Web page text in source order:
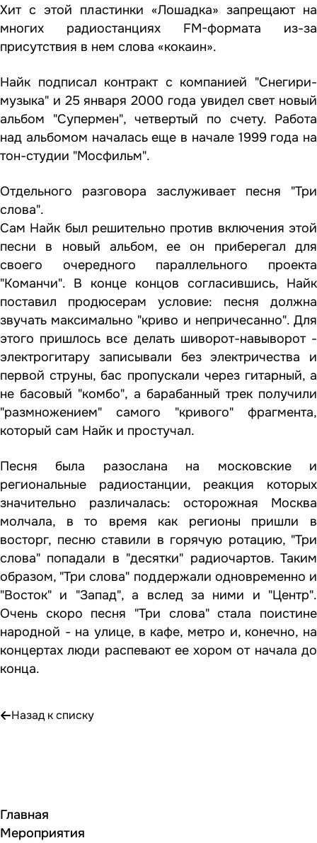
Хит с этой пластинки «Лошадка» запрещают на
многих радиостанциях FM-формата из-за
присутствия в нем слова «кокаин».
Найк подписал контракт с компанией "Снегири-
музыка" и 25 января 2000 года увидел свет новый
альбом "Супермен", четвертый по счету. Работа
над альбомом началась еще в начале 1999 года на
тон-студии "Мосфильм".
Отдельного разговора заслуживает песня "Три
слова".
Сам Найк был решительно против включения этой
песни в новый альбом, ее он приберегал для
своего очередного параллельного проекта
"Команчи". В конце концов согласившись, Найк
поставил продюсерам условие: песня должна
звучать максимально "криво и непричесанно". Для
этого пришлось все делать шиворот-навыворот -
электрогитару записывали без электричества и
первой струны, бас пропускали через гитарный, а
не басовый "комбо", а барабанный трек получили
"размножением" самого "кривого" фрагмента,
который сам Найк и простучал.
Песня была разослана на московские и
региональные радиостанции, реакция которых
значительно различалась: осторожная Москва
молчала, в то время как регионы пришли в
восторг, песню ставили в горячую ротацию, "Три
слова" попадали в "десятки" радиочартов. Таким
образом, "Три слова" поддержали одновременно и
"Восток" и "Запад", а вслед за ними и "Центр".
Очень скоро песня "Три слова" стала поистине
народной - на улице, в кафе, метро и, конечно, на
концертах люди распевают ее хором от начала до
конца.
Назад к списку
Главная
Мероприятия